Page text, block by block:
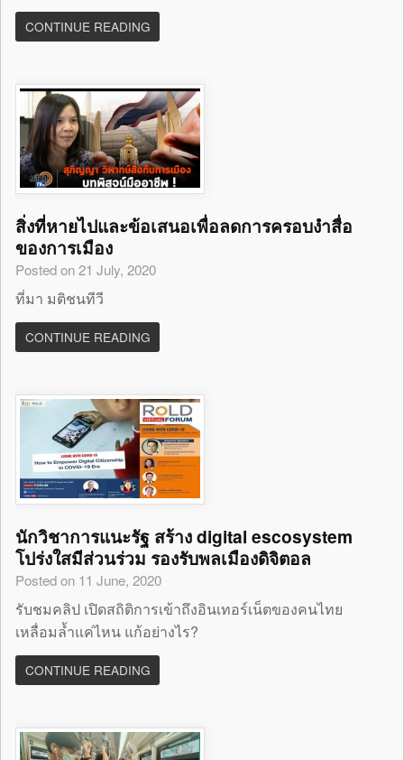
CONTINUE READING
สิ่งที่หายไปและข้อเสนอเพื่อลดการครอบงำสื่อ
ของการเมือง
Posted on 21 July, 2020
ที่มา มติชนทีวี
CONTINUE READING
นักวิชาการแนะรัฐ สร้าง digital escosystem
โปร่งใสมีส่วนร่วม รองรับพลเมืองดิจิตอล
Posted on 11 June, 2020
รับชมคลิป เปิดสถิติการเข้าถึงอินเทอร์เน็ตของคนไทย
เหลื่อมล้ำแค่ไหน แก้อย่างไร?
CONTINUE READING